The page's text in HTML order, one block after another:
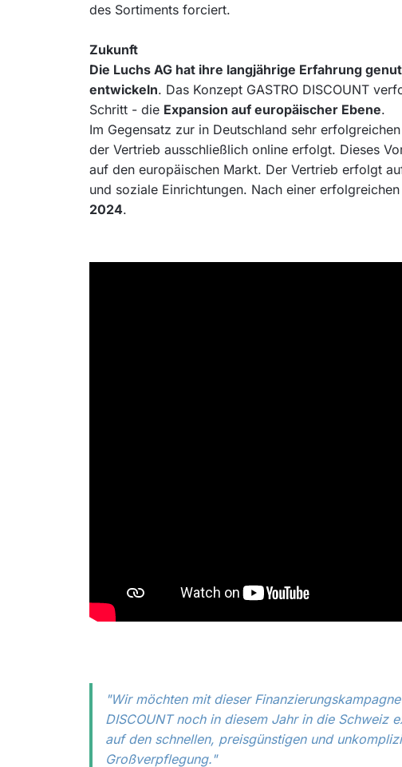
des Sortiments forciert.
Zukunft
Die Luchs AG hat ihre langjährige Erfahrung
entwickeln. Das Konzept GASTRO DISCOUNT
Schritt - die Expansion auf europäischer Ebene.
Im Gegensatz zur in Deutschland sehr
der Vertrieb ausschließlich online erfolgt. Dieses
auf den europäischen Markt. Der Vertrieb erfolgt
und soziale Einrichtungen. Nach einer
2024.
"Wir möchten mit dieser
DISCOUNT noch in diesem Jahr in die Schweiz
auf den schnellen, preisgünstigen und
Großverpflegung."